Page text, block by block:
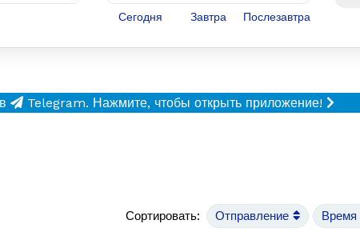
Сегодня Завтра Послезавтра
Telegram. Нажмите, чтобы открыть приложение!
Сортировать: Отправление Время